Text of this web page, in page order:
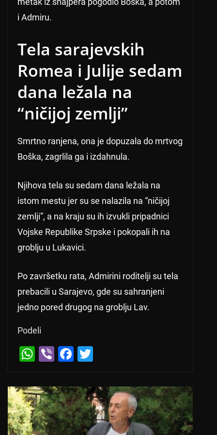
i Admiru.
Tela sarajevskih
Romea i Julije sedam
dana ležala na
“ničijoj zemlji”
Smrtno ranjena, ona je dopuzala do mrtvog
Boška, zagrlila ga i izdahnula.
Njihova tela su sedam dana ležala na
istom mestu jer su se nalazila na “ničijoj
zemlji”, a na kraju su ih izvukli pripadnici
Vojske Republike Srpske i pokopali ih na
groblju u Lukavici.
Po završetku rata, Admirini roditelji su tela
prebacili u Sarajevo, gde su sahranjeni
jedno pored drugog na groblju Lav.
Podeli
W
at
s
A
Vi
er
F
c
e
b
tt
er
← Previous